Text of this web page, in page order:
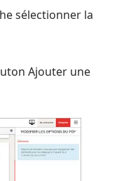
sélectionner la
Ajouter une